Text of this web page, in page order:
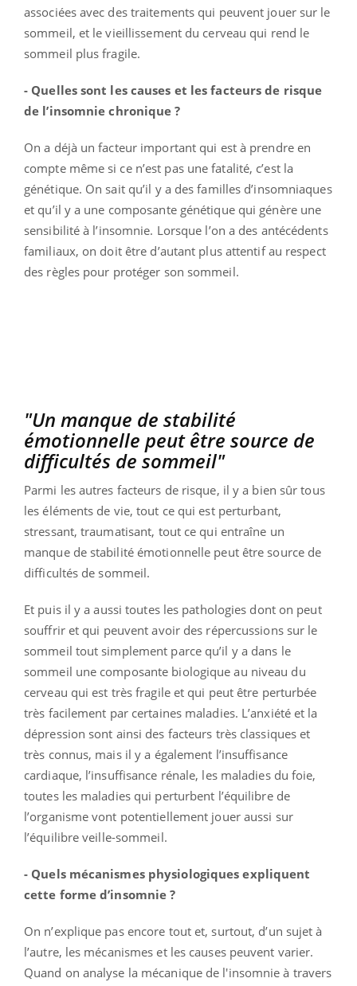
associées avec des traitements qui peuvent jouer sur le
sommeil, et le vieillissement du cerveau qui rend le
sommeil plus fragile.
- Quelles sont les causes et les facteurs de risque
de l’insomnie chronique ?
On a déjà un facteur important qui est à prendre en
compte même si ce n’est pas une fatalité, c’est la
génétique. On sait qu’il y a des familles d’insomniaques
et qu’il y a une composante génétique qui génère une
sensibilité à l’insomnie. Lorsque l’on a des antécédents
familiaux, on doit être d’autant plus attentif au respect
des règles pour protéger son sommeil.
"Un manque de stabilité
émotionnelle peut être source de
difficultés de sommeil"
Parmi les autres facteurs de risque, il y a bien sûr tous
les éléments de vie, tout ce qui est perturbant,
stressant, traumatisant, tout ce qui entraîne un
manque de stabilité émotionnelle peut être source de
difficultés de sommeil.
Et puis il y a aussi toutes les pathologies dont on peut
souffrir et qui peuvent avoir des répercussions sur le
sommeil tout simplement parce qu’il y a dans le
sommeil une composante biologique au niveau du
cerveau qui est très fragile et qui peut être perturbée
très facilement par certaines maladies. L’anxiété et la
dépression sont ainsi des facteurs très classiques et
très connus, mais il y a également l’insuffisance
cardiaque, l’insuffisance rénale, les maladies du foie,
toutes les maladies qui perturbent l’équilibre de
l’organisme vont potentiellement jouer aussi sur
l’équilibre veille-sommeil.
- Quels mécanismes physiologiques expliquent
cette forme d’insomnie ?
On n’explique pas encore tout et, surtout, d’un sujet à
l’autre, les mécanismes et les causes peuvent varier.
Quand on analyse la mécanique de l'insomnie à travers